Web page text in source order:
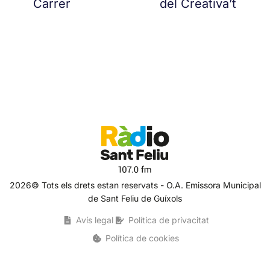
Carrer
del Creativa’t
2026© Tots els drets estan reservats - O.A. Emissora Municipal
de Sant Feliu de Guíxols
Avís legal
Política de privacitat
Política de cookies